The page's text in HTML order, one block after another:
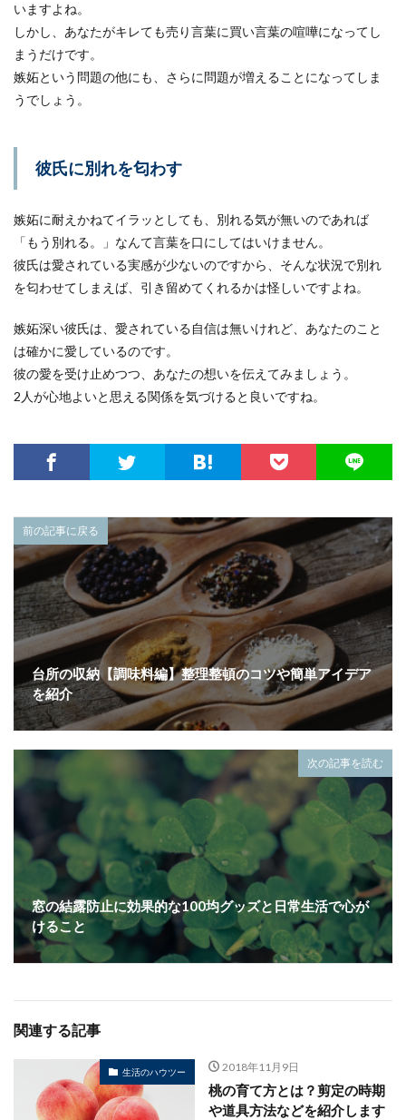
いますよね。
しかし、あなたがキレても売り言葉に買い言葉の喧嘩になってし
まうだけです。
嫉妬という問題の他にも、さらに問題が増えることになってしま
うでしょう。
彼氏に別れを匂わす
嫉妬に耐えかねてイラッとしても、別れる気が無いのであれば
「もう別れる。」なんて言葉を口にしてはいけません。
彼氏は愛されている実感が少ないのですから、そんな状況で別れ
を匂わせてしまえば、引き留めてくれるかは怪しいですよね。
嫉妬深い彼氏は、愛されている自信は無いけれど、あなたのこと
は確かに愛しているのです。
彼の愛を受け止めつつ、あなたの想いを伝えてみましょう。
2人が心地よいと思える関係を気づけると良いですね。
前の記事に戻る
台所の収納【調味料編】整理整頓のコツや簡単アイデア
を紹介
次の記事を読む
窓の結露防止に効果的な100均グッズと日常生活で心が
けること
関連する記事
生活のハウツー 2018年11月9日
桃の育て方とは？剪定の時期
や道具方法などを紹介します